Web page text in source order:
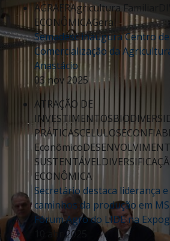
AGRAERAgricultura Familiar
ECONÔMICAGeral
Semadesc inaugura Centro de
Comercialização da
Anastácio
03 nov 2025
ATRAÇÃO DE
INVESTIMENTOS
PRÁTICASCELULOSE
Econômico
SUSTENTÁVEL
ECONÔMICA
Secretário destaca liderança
caminhos da produção em
Fórum Agro do LIDE na
10 abr 2025